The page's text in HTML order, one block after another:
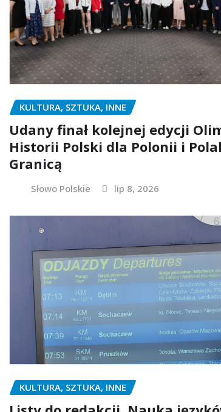
KULTURA, SZTUKA, INNE
Udany finał kolejnej edycji
Historii Polski dla Polonii i
Granicą
Słowo Polskie lip 8, 2026
KULTURA, SZTUKA, INNE